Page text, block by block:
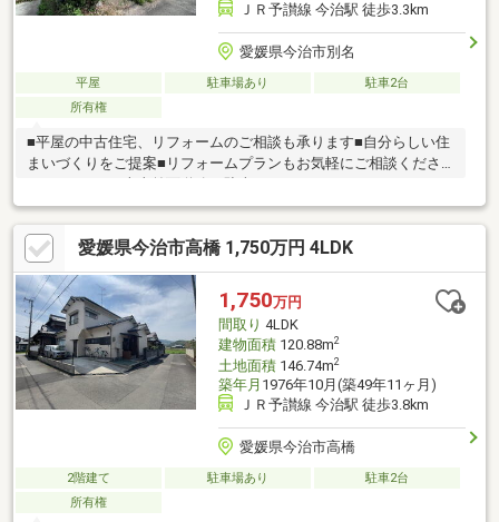
ＪＲ予讃線 今治駅 徒歩3.3km
愛媛県今治市別名
平屋 駐車場あり
駐車2台
所有権
■平屋の中古住宅、リフォームのご相談も承ります■自分らしい住
まいづくりをご提案■リフォームプランもお気軽にご相談くださ
愛媛県今治市高橋 1,750万円 4LDK
1,750万円
間取り 4LDK
建物面積120.88m2
土地面積146.74m2
築年月 1976年10月(築49年11ヶ月)
ＪＲ予讃線 今治駅 徒歩3.8km
愛媛県今治市高橋
2階建て 駐車場あり
駐車2台
所有権